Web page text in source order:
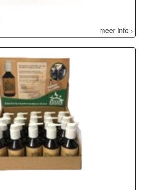
meer info ›